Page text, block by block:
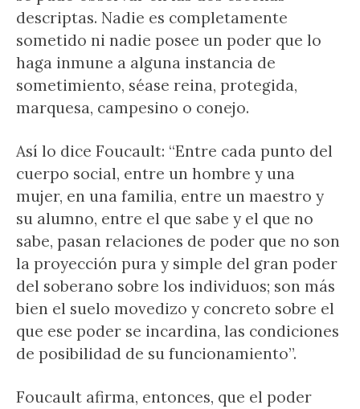
descriptas. Nadie es completamente
sometido ni nadie posee un poder que lo
haga inmune a alguna instancia de
sometimiento, séase reina, protegida,
marquesa, campesino o conejo.
Así lo dice Foucault: “Entre cada punto del
cuerpo social, entre un hombre y una
mujer, en una familia, entre un maestro y
su alumno, entre el que sabe y el que no
sabe, pasan relaciones de poder que no son
la proyección pura y simple del gran poder
del soberano sobre los individuos; son más
bien el suelo movedizo y concreto sobre el
que ese poder se incardina, las condiciones
de posibilidad de su funcionamiento”.
Foucault afirma, entonces, que el poder